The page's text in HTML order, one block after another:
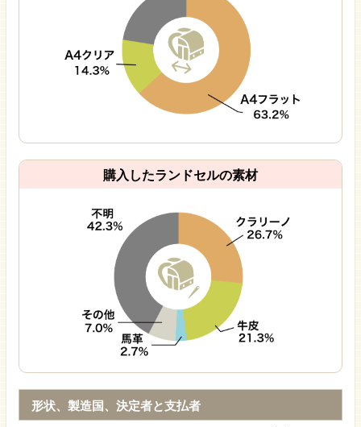
購入したランドセルの素材
形状、製造国、決定者と支払者